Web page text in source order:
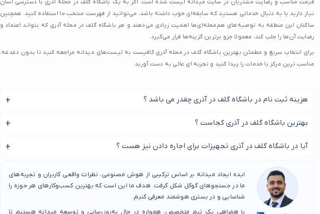
قیمت مناسب و رضایت مشتریان در سایت میدانه لیست شده است. اگر به یک باشگاه گلف در محله آذری با دسترسی آسان
نیاز دارید یا به دنبال خدماتی هستید که سابقه‌ای خوب داشته باشد، می‌توانید از فهرست منتخب ما استفاده کنید. همچنین
ساکنان این منطقه به توصیه‌های هم‌محله‌ای‌ها اهمیت زیادی می‌دهند و هر باشگاه گلف در محله آذری که بتواند اعتماد و
رضایت آن‌ها را جلب کند، معمولا جزو برترین گزینه‌ها قرار می‌گیرد.
برای انتخاب سریع و مطمئن بهترین باشگاه گلف در محله آذری کافیست به لیست‌های میدانه مراجعه کنید تا بدون دغدغه،
مناسب‌ ترین مرکز یا خدمات را پیدا کنید و تجربه‌ ای عالی به دست آورید.
هزینه ثبت نام در باشگاه گلف در آذری چقدر می باشد ؟
هزینه ثبت نام در باشگاه گلف در آذری بر اساس هر فرد می تواند متفاوت باشد.
بهترین باشگاه گلف در آذری کجاست ؟
بهترین باشگاه گلف در آذری را در این صفحه پیدا کنید.
آیا در باشگاه گلف در آذری تجهیزات برای اجاره دادن نیز هست ؟
بله در برخی باشگاه های گلف در آذری می توانید تجهیزات مورد نیاز را اجاره کنید.
ایده ایجاد میدانه بر اساس ترکیبی از هوش مصنوعی، نظرات واقعی کاربران و تجربه‌های
ما در جستجوهای گوگل شکل گرفت. هدف ما این است که بهترین کسب‌وکارهای هر حوزه را
شناسایی و در بستری هوشمند معرفی کنیم.
با همراهی یک تیم متخصص، همواره در حال به‌روزرسانی و توسعه میدانه هستیم تا